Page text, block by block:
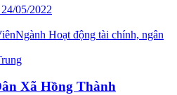
24/05/2022
Ngành Hoạt động tài chính, ngân
Xã Hồng Thành